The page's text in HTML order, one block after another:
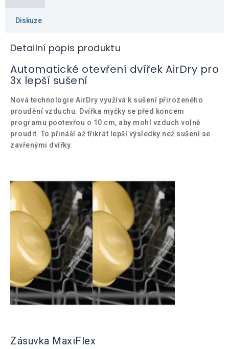
Diskuze
Detailní popis produktu
Automatické otevření dvířek AirDry pro
3x lepší sušení
Nová technologie AirDry využívá k sušení přirozeného
proudění vzduchu. Dvířka myčky se před koncem
programu pootevřou o 10 cm, aby mohl vzduch volně
proudit. To přináší až třikrát lepší výsledky než sušení se
zavřenými dvířky.
Zásuvka MaxiFlex